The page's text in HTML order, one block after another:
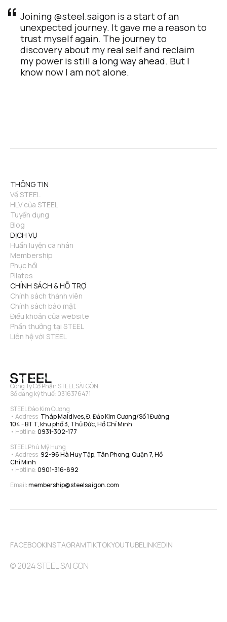
Joining @steel.saigon is a start of an
unexpected journey. It gave me a reason to
trust myself again. The journey to
discovery about my real self and reclaim
my power is still a long way ahead. But I
know now I am not alone.
Công Ty Cổ Phần STEEL SÀI GÒN
Số đăng ký thuế: 0316376471
STEEL Đảo Kim Cương
• Address: Tháp Maldives, Đ. Đảo Kim Cương/Số 1 Đường
104 - BTT, khu phố 3, Thủ Đức, Hồ Chí Minh
• Hotline: 0931-302-177
STEEL Phú Mỹ Hưng
• Address: 92-96 Hà Huy Tập, Tân Phong, Quận 7, Hồ
Chí Minh
• Hotline: 0901-316-892
Email: membership@steelsaigon.com
THÔNG TIN
Về STEEL
HLV của STEEL
Tuyển dụng
Blog
DỊCH VỤ
Huấn luyện cá nhân
Membership
Phục hồi
Pilates
CHÍNH SÁCH & HỖ TRỢ
Chính sách thành viên
Chính sách bảo mật
Điều khoản của website
Phần thưởng tại STEEL
Liên hệ với STEEL
FACEBOOKINSTAGRAMTIKTOKYOUTUBELINKEDIN
© 2024 STEEL SAI GON